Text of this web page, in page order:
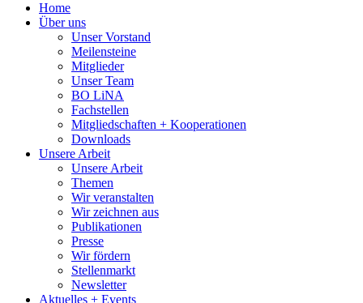
Home
Über uns
Unser Vorstand
Meilensteine
Mitglieder
Unser Team
BO LiNA
Fachstellen
Mitgliedschaften + Kooperationen
Downloads
Unsere Arbeit
Unsere Arbeit
Themen
Wir veranstalten
Wir zeichnen aus
Publikationen
Presse
Wir fördern
Stellenmarkt
Newsletter
Aktuelles + Events